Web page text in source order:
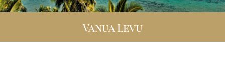
Vanua Levu